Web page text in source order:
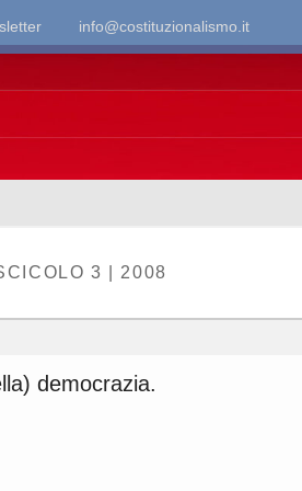
info@costituzionalismo.it
3 | 2008
democrazia.